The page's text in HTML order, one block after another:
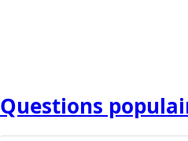
Questions